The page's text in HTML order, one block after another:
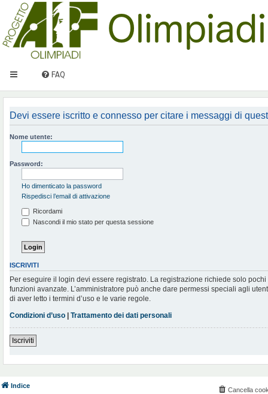
FAQ
Devi essere iscritto e connesso per citare i messaggi di
Nome utente:
Password:
Ho dimenticato la password
Rispedisci l’email di attivazione
Ricordami
Nascondi il mio stato per questa sessione
ISCRIVITI
Per eseguire il login devi essere registrato. La registrazione richiede solo
funzioni avanzate. L’amministratore può anche dare permessi speciali agli
di aver letto i termini d’uso e le varie regole.
Condizioni d’uso | Trattamento dei dati personali
Iscriviti
Indice
Cancella